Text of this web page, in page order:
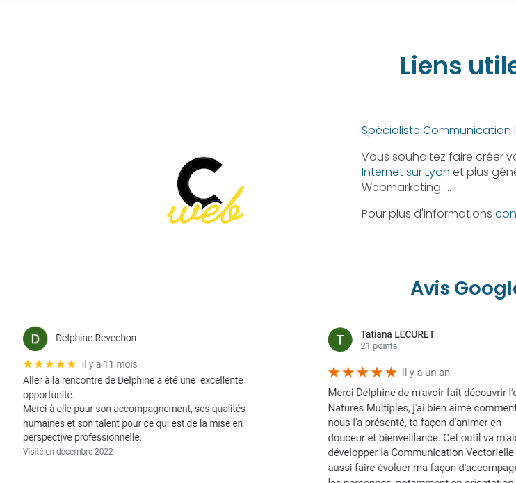
Liens
Spécialiste Communication
Vous souhaitez faire créer
Internet sur Lyon et plus
Webmarketing…..
Pour plus d'informations
Avis